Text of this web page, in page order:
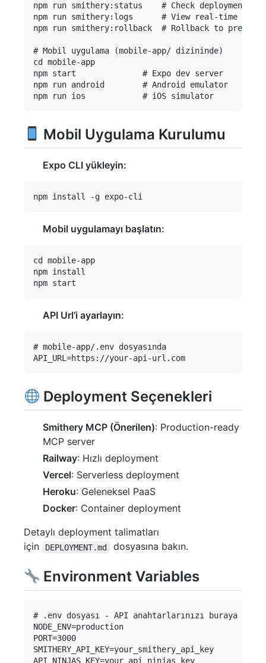
npm run smithery:status    # Check deployment
npm run smithery:logs      # View real-time logs
npm run smithery:rollback  # Rollback to
# Mobil uygulama (mobile-app/ dizininde)
cd mobile-app
npm start              # Expo dev server
npm run android        # Android emulator
Mobil Uygulama Kurulumu
Expo CLI yükleyin:
Mobil uygulamayı başlatın:
cd mobile-app
npm install
API Url’i ayarlayın:
# mobile-app/.env dosyasında
Deployment Seçenekleri
Smithery MCP (Önerilen): Production-ready
MCP server
Railway: Hızlı deployment
Vercel: Serverless deployment
Heroku: Geleneksel PaaS
Docker: Container deployment
Detaylı deployment talimatları
için
DEPLOYMENT.md dosyasına bakın.
Environment Variables
# .env dosyası - API anahtarlarınızı buraya
NODE_ENV=production
PORT=3000
SMITHERY_API_KEY=your_smithery_api_key
API_NINJAS_KEY=your_api_ninjas_key